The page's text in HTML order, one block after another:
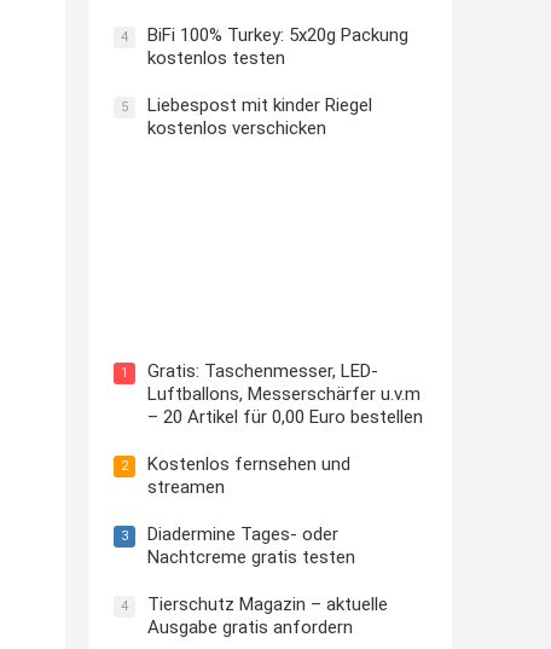
4
BiFi 100% Turkey: 5x20g Packung
kostenlos testen
5
Liebespost mit kinder Riegel
kostenlos verschicken
1
Gratis: Taschenmesser, LED-
Luftballons, Messerschärfer u.v.m
– 20 Artikel für 0,00 Euro bestellen
2
Kostenlos fernsehen und
streamen
3
Diadermine Tages- oder
Nachtcreme gratis testen
4
Tierschutz Magazin – aktuelle
Ausgabe gratis anfordern